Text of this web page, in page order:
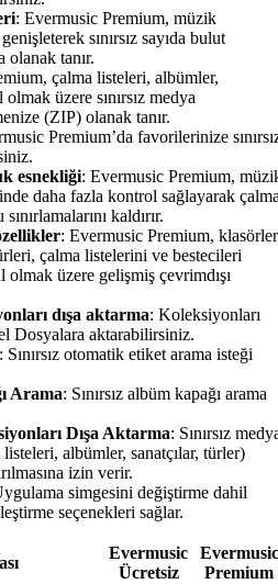
: Evermusic Premium, müzik
sınırsız sayıda bulut
olanak tanır.
çalma listeleri, albümler,
üzere sınırsız medya
(ZIP) olanak tanır.
Premium’da favorilerinize
esnekliği: Evermusic Premium,
daha fazla kontrol sağlayarak
kaldırır.
: Evermusic Premium,
çalma listelerini ve bestecileri
olmak üzere gelişmiş çevrimdışı
dışa aktarma: Koleksiyonları
Dosyalara aktarabilirsiniz.
: Sınırsız otomatik etiket arama isteği
Arama: Sınırsız albüm kapağı arama
Dışa Aktarma: Sınırsız
albümler, sanatçılar, türler)
izin verir.
simgesini değiştirme dahil
seçenekleri sağlar.
Evermusic
Ücretsiz
Evermusic
Premium